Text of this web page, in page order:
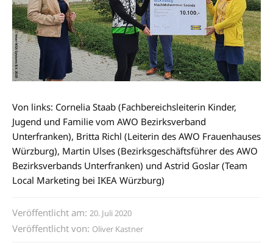
Von links: Cornelia Staab (Fachbereichsleiterin Kinder,
Jugend und Familie vom AWO Bezirksverband
Unterfranken), Britta Richl (Leiterin des AWO Frauenhauses
Würzburg), Martin Ulses (Bezirksgeschäftsführer des AWO
Bezirksverbands Unterfranken) und Astrid Goslar (Team
Local Marketing bei IKEA Würzburg)
Veröffentlicht am: 20. Juli 2020
Veröffentlicht von: Oliver Kastner